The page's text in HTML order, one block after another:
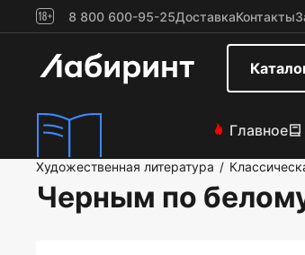
8 800 600-95-25ДоставкаКонтакты
Главное
Художественная литература /
Черным по